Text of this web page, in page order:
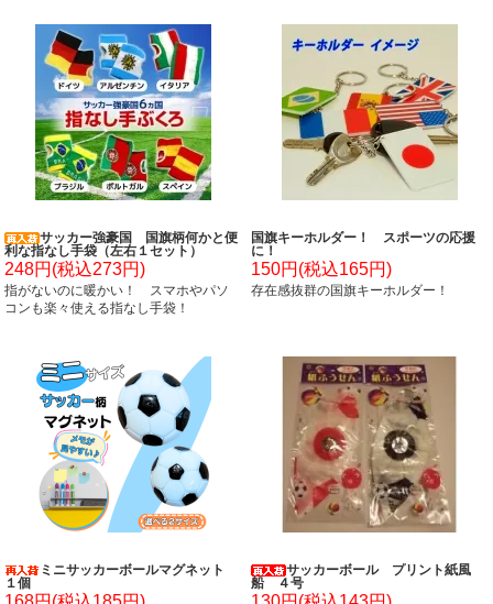
サッカー強豪国 国旗柄何かと便
利な指なし手袋（左右１セット）
248円(税込273円)
指がないのに暖かい！ スマホやパソ
コンも楽々使える指なし手袋！
国旗キーホルダー！ スポーツの応援
に！
150円(税込165円)
存在感抜群の国旗キーホルダー！
ミニサッカーボールマグネット
１個
サッカーボール プリント紙風
船 ４号